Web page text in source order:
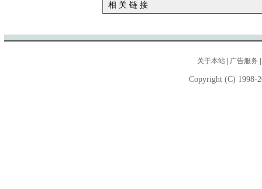
相 关 链 接
关于本站 广告服务
Copyright (C) 1998-